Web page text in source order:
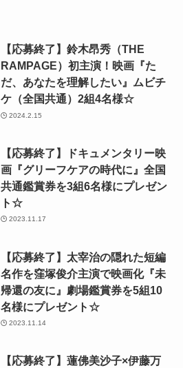
【応募終了】鈴木昂秀（THE
RAMPAGE）初主演！映画『た
だ、あなたを理解したい』ムビチ
ケ（全国共通）2組4名様☆
2024.2.15
【応募終了】ドキュメンタリー映
画『グリーフケアの時代に』全国
共通鑑賞券を3組6名様にプレゼン
ト☆
2023.11.17
【応募終了】太宰治の隠れた短編
名作を窪塚俊介主演で映画化『未
帰還の友に』劇場鑑賞券を5組10
名様にプレゼント☆
2023.11.14
【応募終了】蓮佛美沙子×伊藤万